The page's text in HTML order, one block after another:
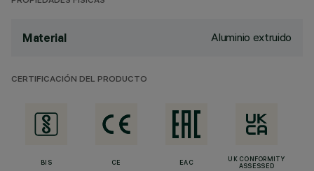
Material Aluminio extruido
CERTIFICACIÓN DEL PRODUCTO
BIS CE EAC
UK CONFORMITY
ASSESSED